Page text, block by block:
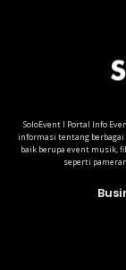
SoloEvent I Portal Info
informasi tentang berbagai
baik berupa event musik,
seperti